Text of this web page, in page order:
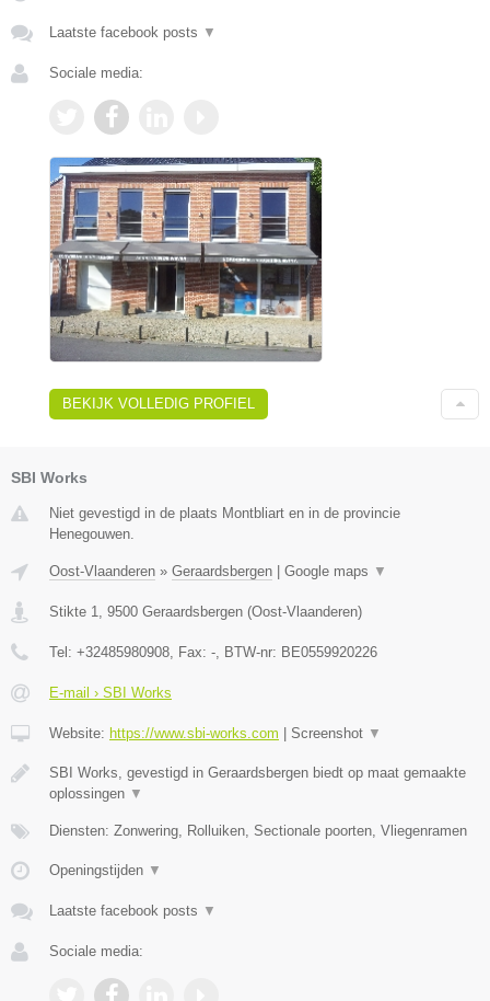
Laatste facebook posts ▼
Sociale media:
BEKIJK VOLLEDIG PROFIEL
SBI Works
Niet gevestigd in de plaats Montbliart en in de provincie
Henegouwen.
Oost-Vlaanderen » Geraardsbergen | Google maps ▼
Stikte 1 9500 Geraardsbergen (Oost-Vlaanderen)
Tel: +32485980908 , Fax: - , BTW-nr: BE0559920226
E-mail › SBI Works
Website: https://www.sbi-works.com | Screenshot ▼
SBI Works, gevestigd in Geraardsbergen biedt op maat gemaakte
oplossingen ▼
Diensten: Zonwering, Rolluiken, Sectionale poorten, Vliegenramen
Openingstijden ▼
Laatste facebook posts ▼
Sociale media: